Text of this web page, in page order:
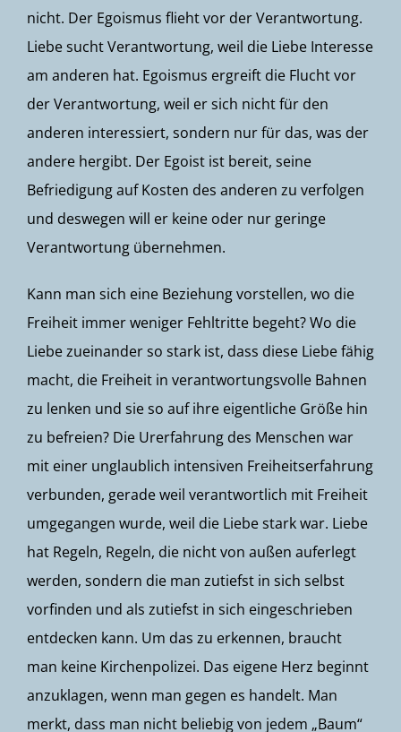
nicht. Der Egoismus flieht vor der Verantwortung.
Liebe sucht Verantwortung, weil die Liebe Interesse
am anderen hat. Egoismus ergreift die Flucht vor
der Verantwortung, weil er sich nicht für den
anderen interessiert, sondern nur für das, was der
andere hergibt. Der Egoist ist bereit, seine
Befriedigung auf Kosten des anderen zu verfolgen
und deswegen will er keine oder nur geringe
Verantwortung übernehmen.
Kann man sich eine Beziehung vorstellen, wo die
Freiheit immer weniger Fehltritte begeht? Wo die
Liebe zueinander so stark ist, dass diese Liebe fähig
macht, die Freiheit in verantwortungsvolle Bahnen
zu lenken und sie so auf ihre eigentliche Größe hin
zu befreien? Die Urerfahrung des Menschen war
mit einer unglaublich intensiven Freiheitserfahrung
verbunden, gerade weil verantwortlich mit Freiheit
umgegangen wurde, weil die Liebe stark war. Liebe
hat Regeln, Regeln, die nicht von außen auferlegt
werden, sondern die man zutiefst in sich selbst
vorfinden und als zutiefst in sich eingeschrieben
entdecken kann. Um das zu erkennen, braucht
man keine Kirchenpolizei. Das eigene Herz beginnt
anzuklagen, wenn man gegen es handelt. Man
merkt, dass man nicht beliebig von jedem „Baum“